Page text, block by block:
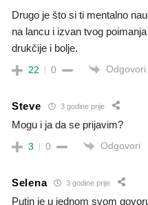
Drugo je što si ti mentalno
na lancu i izvan tvog
drukčije i bolje.
22 0 Odgovori
Steve 3 godine prije
Mogu i ja da se prijavim?
3 0 Odgovori
Selena 3 godine prije
Putin je u jednom svom